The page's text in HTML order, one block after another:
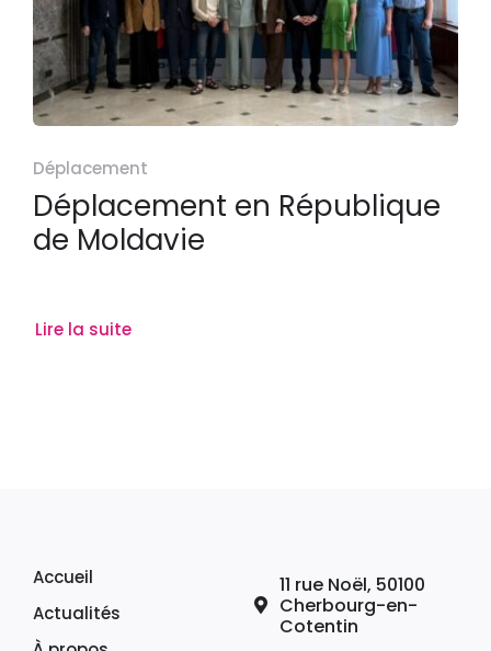
Déplacement
Déplacement en République
de Moldavie
Lire la suite
Accueil
Actualités
11 rue Noël, 50100
Cherbourg-en-
Cotentin